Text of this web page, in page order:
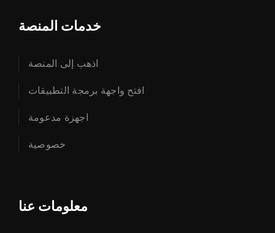
خدمات المنصة
اذهب إلى المنصة
افتح واجهة برمجة التطبيقات
اجهزة مدعومة
خصوصية
معلومات عنا